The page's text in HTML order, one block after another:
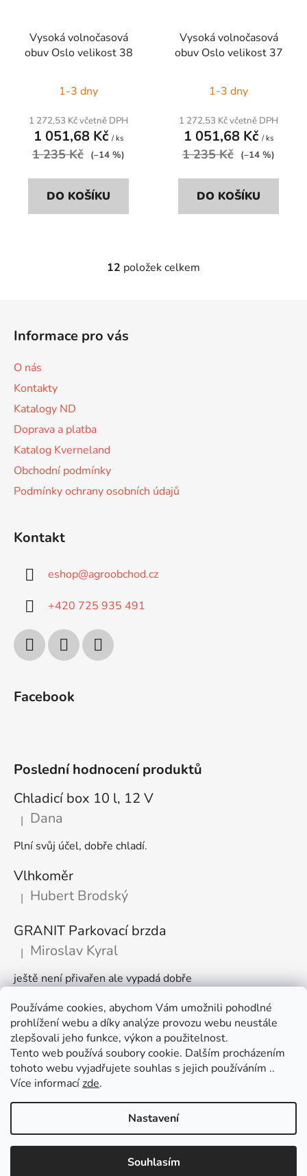
Používáme cookies, abychom Vám umožnili pohodlné
prohlížení webu a díky analýze provozu webu neustále
zlepšovali jeho funkce, výkon a použitelnost.
Tento web používá soubory cookie. Dalším procházením
tohoto webu vyjadřujete souhlas s jejich používáním ..
Více informacízde.
Nastavení
Souhlasím
Využijte slevu 100 Kč při nákupu nad 1500 Kč. V nákupním košíku
Vysoká volnočasová
obuv Oslo velikost 38
1-3 dny
1 272,53 Kč včetně DPH
1 051,68 Kč / ks
1 235 Kč (–14 %)
DO KOŠÍKU
Vysoká volnočasová
obuv Oslo velikost 37
1-3 dny
1 272,53 Kč včetně DPH
1 051,68 Kč / ks
1 235 Kč (–14 %)
DO KOŠÍKU
O
ý
p
12 položek celkem
Informace pro vás
O nás
Kontakty
Katalogy ND
Doprava a platba
Katalog Kverneland
Obchodní podmínky
Podmínky ochrany osobních údajů
Kontakt
eshop@agroobchod.cz
+420 725 935 491
Facebook
Poslední hodnocení produktů
Chladicí box 10 l, 12 V
Hodnocení produktu je 5 z 5 hvězdiček.
| Dana
Plní svůj účel, dobře chladí.
Vlhkoměr
Hodnocení produktu je 5 z 5 hvězdiček.
| Hubert Brodský
GRANIT Parkovací brzda
Hodnocení produktu je 5 z 5 hvězdiček.
| Miroslav Kyral
ještě není přivařen ale vypadá dobře
Články
🌾 Prodlužujeme otevírací dobu na sezónu
Časté dotazy
Věrnostní program
Vytvořil Shoptet
AGROOBCHOD e-shop